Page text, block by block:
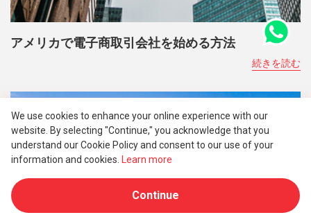
アメリカで電子商取引会社を始める方法
続きを読む
We use cookies to enhance your online experience with our
website. By selecting "Continue," you acknowledge that you
understand our Cookie Policy and consent to our use of your
information and cookies.
Learn more
Continue